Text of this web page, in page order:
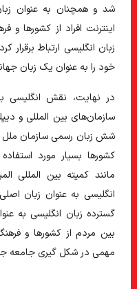
شد و همچنان به عنوان
اینترنت افراد از کشورها و
زبان انگلیسی ارتباط برقرار
خود را به عنوان یک زبان
در نهایت، نقش انگلیسی
سازمان‌های بین المللی و
شش زبان رسمی سازمان ملل
کشورها بسیار مورد
مانند کمیته بین المللی
انگلیسی به عنوان زبان
گسترده زبان انگلیسی به
بین مردم از کشورها و
مهمی در شکل گیری جامعه